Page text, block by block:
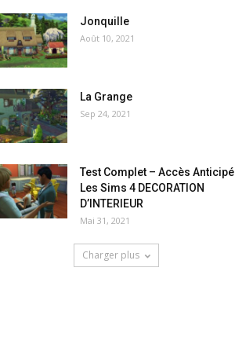
Jonquille
Août 10, 2021
La Grange
Sep 24, 2021
Test Complet – Accès Anticipé
Les Sims 4 DECORATION
D’INTERIEUR
Mai 31, 2021
Charger plus